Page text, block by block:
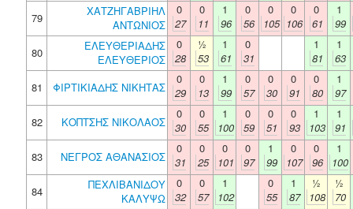
79
ΧΑΤΖΗΓΑΒΡΙΗΛ
ΑΝΤΩΝΙΟΣ
0
27
0
11
1
96
0
56
0
105
0
106
0
61
1
99
80
ΕΛΕΥΘΕΡΙΑΔΗΣ
ΕΛΕΥΘΕΡΙΟΣ
0
28
½
53
1
61
0
31
1
81
1
63
81
ΦΙΡΤΙΚΙΑΔΗΣ ΝΙΚΗΤΑΣ
0
29
0
13
1
99
0
57
0
30
0
91
0
80
1
97
82
ΚΟΠΤΣΗΣ ΝΙΚΟΛΑΟΣ
0
30
0
55
1
100
0
59
0
51
0
93
1
103
1
91
83
ΝΕΓΡΟΣ ΑΘΑΝΑΣΙΟΣ
0
31
0
25
0
101
0
97
1
99
0
107
0
96
1
100
84
ΠΕΧΛΙΒΑΝΙΔΟΥ
ΚΑΛΥΨΩ
0
32
0
57
1
102
0
55
1
87
½
108
½
70